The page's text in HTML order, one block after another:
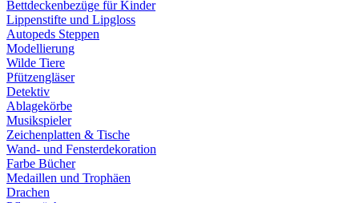
Bettdeckenbezüge für Kinder
Lippenstifte und Lipgloss
Autopeds Steppen
Modellierung
Wilde Tiere
Pfützengläser
Detektiv
Ablagekörbe
Musikspieler
Zeichenplatten & Tische
Wand- und Fensterdekoration
Farbe Bücher
Medaillen und Trophäen
Drachen